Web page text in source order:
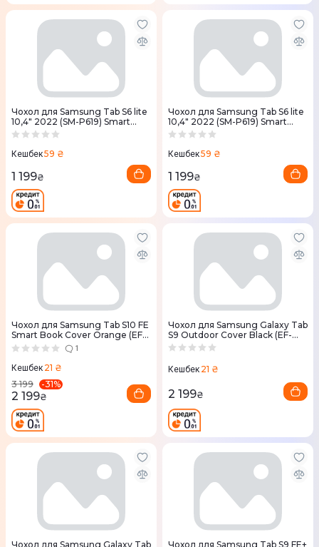
Чохол для Samsung Tab S6 lite
10,4" 2022 (SM-P619) Smart
Cover (black)
Кешбек59 ₴
1 199₴
Чохол для Samsung Tab S6 lite
10,4" 2022 (SM-P619) Smart
Cover (light purple)
Кешбек59 ₴
1 199₴
Чохол для Samsung Tab S10 FE
Smart Book Cover Orange (EF-
BX710POEGWW)
1
Кешбек 21 ₴
3 199
-31%
2 199₴
Чохол для Samsung Galaxy Tab
S9 Outdoor Cover Black (EF-
RX710CBEGWW)
Кешбек 21 ₴
2 199₴
Чохол для Samsung Galaxy Tab Чохол для Samsung Tab S9 FE+